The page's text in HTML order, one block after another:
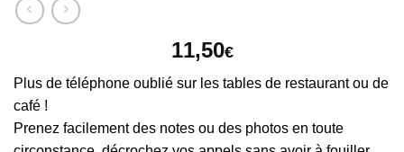
11,50€
Plus de téléphone oublié sur les tables de restaurant ou de
café !
Prenez facilement des notes ou des photos en toute